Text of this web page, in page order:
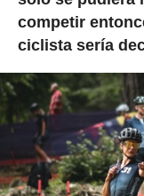
competir
ciclista sería